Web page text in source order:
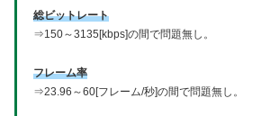
総ビットレート
⇒150～3135[kbps]の間で問題無し。
フレーム率
⇒23.96～60[フレーム/秒]の間で問題無し。